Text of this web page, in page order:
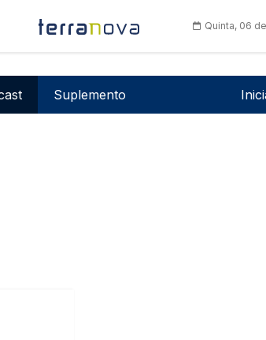
Quinta, 06
Suplemento